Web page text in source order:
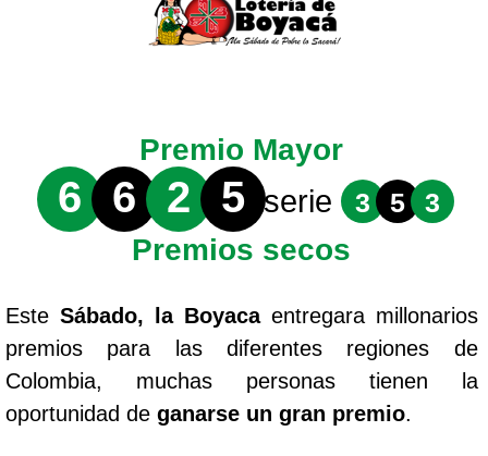
Premio Mayor
6 6 2 5 serie 3 5 3
Premios secos
Este Sábado, la Boyaca entregara millonarios
premios para las diferentes regiones de
Colombia, muchas personas tienen la
oportunidad de ganarse un gran premio.